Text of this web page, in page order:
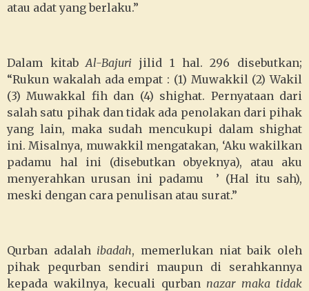
atau adat yang berlaku.”
Dalam kitab Al-Bajuri
jilid 1 hal. 296 disebutkan;
“Rukun wakalah ada empat : (1) Muwakkil (2) Wakil
(3) Muwakkal fih dan (4) shighat. Pernyataan dari
salah satu pihak dan tidak ada penolakan dari pihak
yang lain, maka sudah mencukupi dalam shighat
ini. Misalnya, muwakkil mengatakan, ‘Aku wakilkan
padamu hal ini (disebutkan obyeknya), atau aku
menyerahkan urusan ini padamu ’ (Hal itu sah),
meski dengan cara penulisan atau surat.”
Qurban adalah ibadah, memerlukan niat baik oleh
pihak pequrban sendiri maupun di serahkannya
kepada wakilnya, kecuali qurban nazar maka tidak